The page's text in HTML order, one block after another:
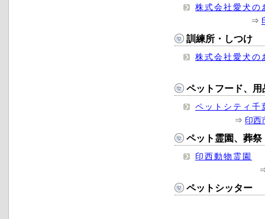
株式会社愛犬の
⇒
訓練所・しつけ
株式会社愛犬の
ペットフード、用
ペットシティ千
⇒ 印西
ペット霊園、葬祭
印西動物霊園
ペットシッター